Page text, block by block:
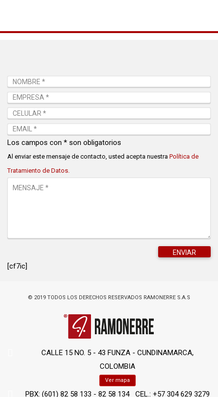
Los campos con * son obligatorios
Al enviar este mensaje de contacto, usted acepta nuestra Política de
Tratamiento de Datos.
[cf7ic]
© 2019 TODOS LOS DERECHOS RESERVADOS RAMONERRE S.A.S
CALLE 15 NO. 5 - 43 FUNZA - CUNDINAMARCA,
COLOMBIA
Ver mapa
PBX: (601) 82 58 133 - 82 58 134 CEL.: +57 304 629 3279